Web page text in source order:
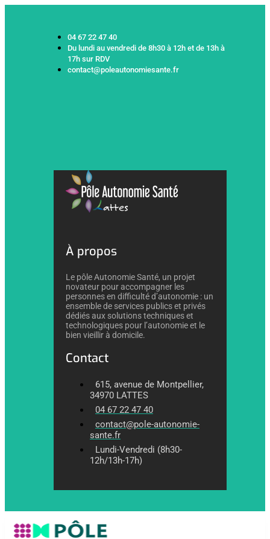
04 67 22 47 40
Du lundi au vendredi de 8h30 à 12h et de 13h à
17h sur RDV
contact@poleautonomiesante.fr
À propos
Le pôle Autonomie Santé, un projet
novateur pour accompagner les
personnes en difficulté d’autonomie : un
ensemble de services publics et privés
dédiés aux solutions techniques et
technologiques pour l’autonomie et le
bien vieillir à domicile.
Contact
615, avenue de Montpellier,
34970 LATTES
04 67 22 47 40
contact@pole-autonomie-
sante.fr
Lundi-Vendredi (8h30-
12h/13h-17h)